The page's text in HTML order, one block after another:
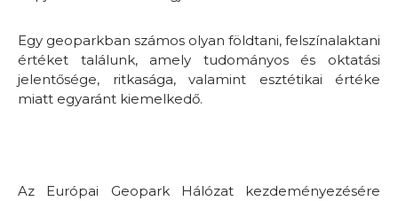
Egy geoparkban számos olyan földtani, felszínalaktani
értéket találunk, amely tudományos és oktatási
jelentősége, ritkasága, valamint esztétikai értéke
miatt egyaránt kiemelkedő.
Az Európai Geopark Hálózat kezdeményezésére